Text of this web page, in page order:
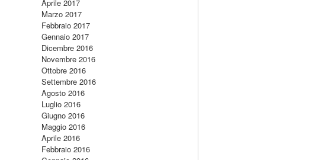
Aprile 2017
Marzo 2017
Febbraio 2017
Gennaio 2017
Dicembre 2016
Novembre 2016
Ottobre 2016
Settembre 2016
Agosto 2016
Luglio 2016
Giugno 2016
Maggio 2016
Aprile 2016
Febbraio 2016